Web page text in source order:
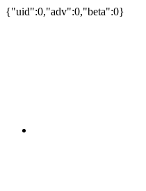
{"uid":0,"adv":0,"beta":0}